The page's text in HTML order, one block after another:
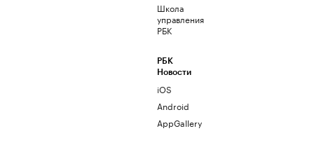
Школа
управления
РБК
РБК
Новости
iOS
Android
AppGallery